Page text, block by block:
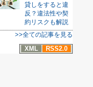
貸しをすると違
反？違法性や契
約リスクも解説
>>全ての記事を見る
XML
RSS2.0